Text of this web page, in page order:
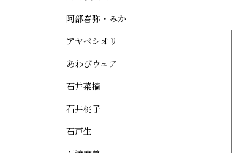
阿部春弥・みか
アヤベシオリ
あわびウェア
石井菜摘
石井桃子
石戸生